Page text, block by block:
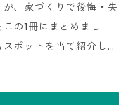
、家づくりで後悔・失
の1冊にまとめまし
ポットを当て紹介して